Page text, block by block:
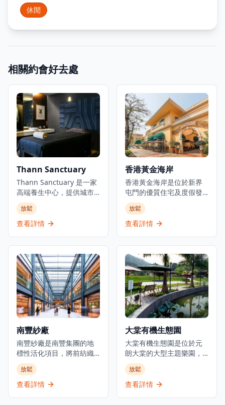
休閒
相關約會好去處
Thann Sanctuary
Thann Sanctuary 是一家
高端養生中心，提供城市
中心的寧靜避風港。受到
自然元素和亞洲療癒傳統
的啟發，它提供一系列旨
用 THANN 屢獲殊榮的天
然護膚產品的特色療法，
這些產品由植物和精油製
成。寧靜的氛圍，搭配簡
約設計和舒緩的香氣，營
造出一個放鬆的和平避難
所。Thann Sanctuary 還
以滿足個人需求，確保全
面的體驗。這不僅是一個
水療中心，更是一個自我
照顧和正念的聖殿。
放鬆
查看詳情
香港黃金海岸
香港黃金海岸是位於新界
屯門的優質住宅及度假發
展項目。建於1990年代初
的填海地上，這個海濱社
區設有豪華住宅大廈、酒
生活體驗，可直達黃金泳
灘，配備康樂設施，享有
青山灣景色，同時距離香
港市中心不到30分鐘車
程，交通便利。
放鬆
查看詳情
南豐紗廠
南豐紗廠是南豐集團的地
標性活化項目，將前紡織
製造設施轉變為文化體驗
和歷史地標。位於荃灣柴
灣角白田壩街45號，這個
放鬆
查看詳情
大棠有機生態園
大棠有機生態園是位於元
朗大棠的大型主題樂園，
以教育、保育與娛樂為核
心，為遊客帶來獨特的遊
樂體驗，啟發生態探索，
放鬆
查看詳情